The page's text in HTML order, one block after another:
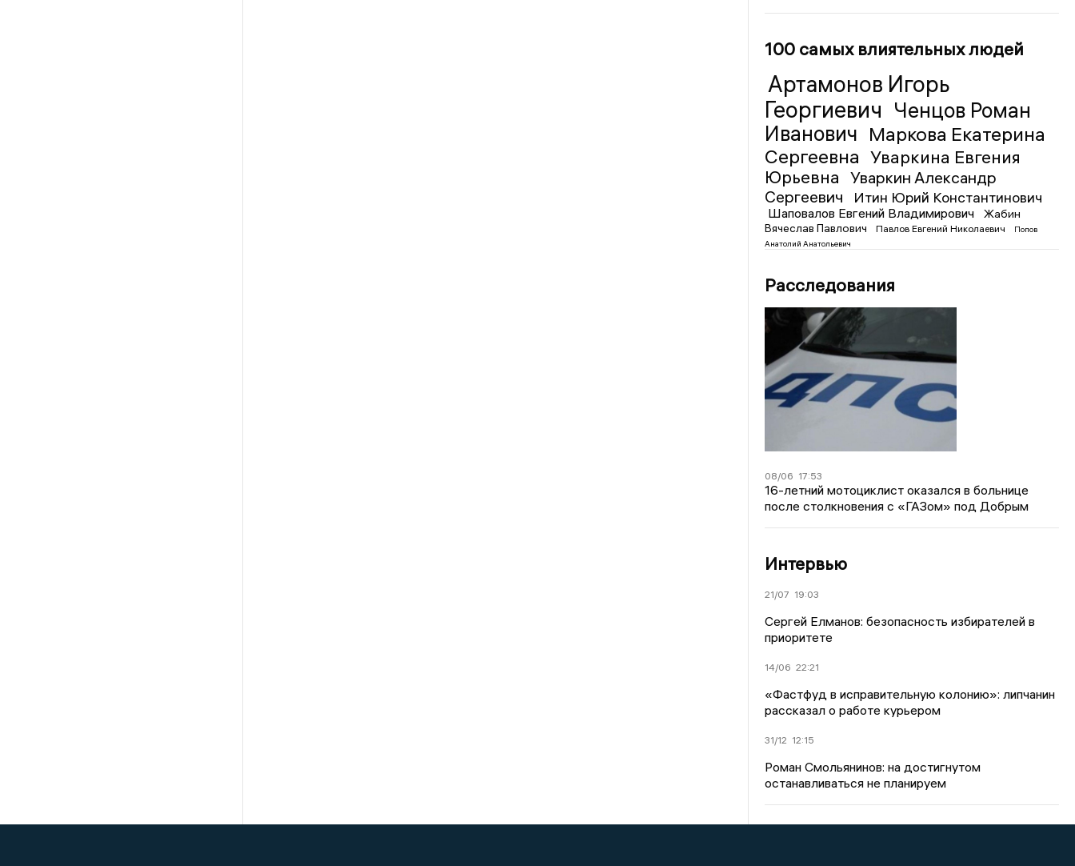
100 самых влиятельных людей
Артамонов Игорь
Георгиевич Ченцов Роман
Иванович Маркова Екатерина
Сергеевна Уваркина Евгения
Юрьевна
Уваркин Александр
Сергеевич
Итин Юрий Константинович
Шаповалов Евгений Владимирович
Жабин
Вячеслав Павлович
Павлов Евгений Николаевич
Попов
Анатолий Анатольевич
Расследования
08/06 17:53
16-летний мотоциклист оказался в больнице
после столкновения с «ГАЗом» под Добрым
Интервью
21/07 19:03
Сергей Елманов: безопасность избирателей в
приоритете
14/06 22:21
«Фастфуд в исправительную колонию»: липчанин
рассказал о работе курьером
31/12 12:15
Роман Смольянинов: на достигнутом
останавливаться не планируем